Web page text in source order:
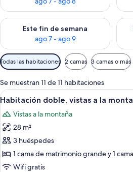
Este fin de semana
ago 7 - ago 9
Consulta la disponibilidad para
Filtros
disponibles
para
las
habitaciones
Todas las habitaciones 2 camas 3 camas o más
Se muestran 11 de 11 habitaciones
Abrir
todas
las
fotos
de
Habitación
doble,
9
Habitación doble, vistas a la
Vistas a la montaña
28 m²
3 huéspedes
1 cama de matrimonio grande y 1
Wifi gratis